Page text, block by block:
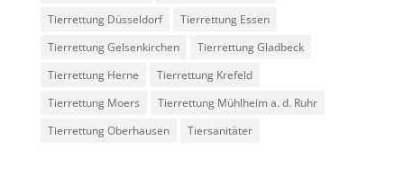
Tierrettung Düsseldorf
Tierrettung Essen
Tierrettung Gelsenkirchen
Tierrettung Gladbeck
Tierrettung Herne
Tierrettung Krefeld
Tierrettung Moers
Tierrettung Mühlheim a. d. Ruhr
Tierrettung Oberhausen
Tiersanitäter